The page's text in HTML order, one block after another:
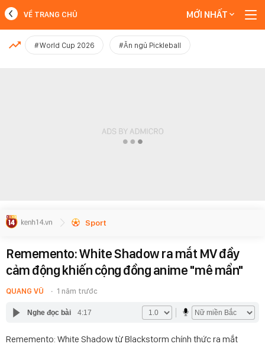
MỚI NHẤT
VỀ TRANG CHỦ MỚI NHẤT
#World Cup 2026 #Ăn ngủ Pickleball
Sport
Rememento: White Shadow ra mắt MV đầy
cảm động khiến cộng đồng anime "mê mẩn"
QUANG VŨ 1 năm trước
Nghe đọc bài 4:17
Rememento: White Shadow từ Blackstorm chính thức ra mắt